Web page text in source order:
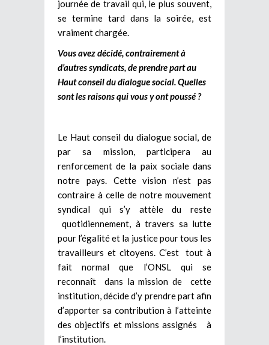
journée de travail qui, le plus souvent,
se termine tard dans la soirée, est
vraiment chargée.
Vous avez décidé, contrairement à
d’autres syndicats, de prendre part au
Haut conseil du dialogue social. Quelles
sont les raisons qui vous y ont poussé ?
Le Haut conseil du dialogue social, de
par sa mission, participera au
renforcement de la paix sociale dans
notre pays. Cette vision n’est pas
contraire à celle de notre mouvement
syndical qui s’y attèle du reste
quotidiennement, à travers sa lutte
pour l’égalité et la justice pour tous les
travailleurs et citoyens. C’est tout à
fait normal que l’ONSL qui se
reconnaît dans la mission de cette
institution, décide d’y prendre part afin
d’apporter sa contribution à l’atteinte
des objectifs et missions assignés à
l’institution.